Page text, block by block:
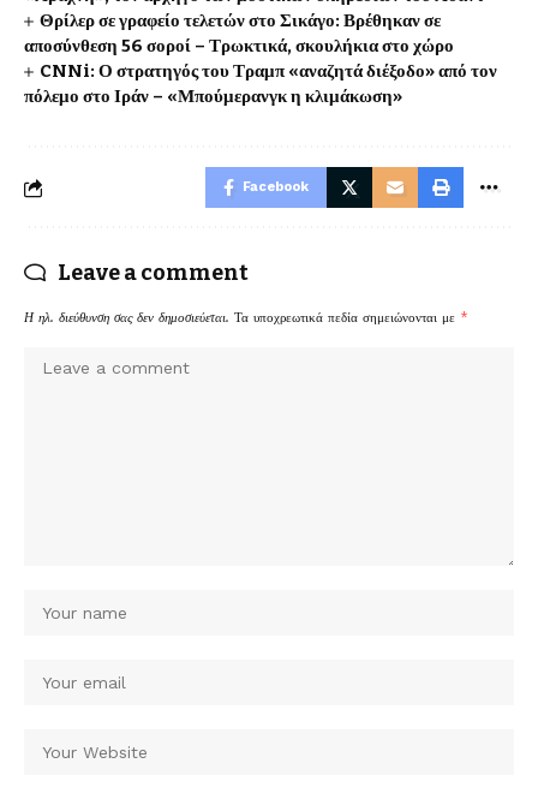
Θρίλερ σε γραφείο τελετών στο Σικάγο: Βρέθηκαν σε
αποσύνθεση 56 σοροί – Τρωκτικά, σκουλήκια στο χώρο
CNNi: Ο στρατηγός του Τραμπ «αναζητά διέξοδο» από τον
πόλεμο στο Ιράν – «Μπούμερανγκ η κλιμάκωση»
Facebook
Leave a comment
Η ηλ. διεύθυνση σας δεν δημοσιεύεται. Τα υποχρεωτικά πεδία σημειώνονται με *